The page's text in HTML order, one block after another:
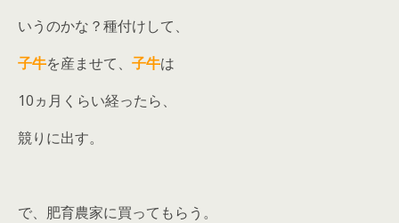
いうのかな？種付けして、
子牛を産ませて、 子牛は
10ヵ月くらい経ったら、
競りに出す。
で、肥育農家に買ってもらう。